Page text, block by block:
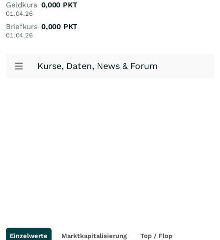
Geldkurs
01.04.26
0,000 PKT
Briefkurs
01.04.26
0,000 PKT
Kurse, Daten, News & Forum
Einzelwerte Marktkapitalisierung Top / Flop